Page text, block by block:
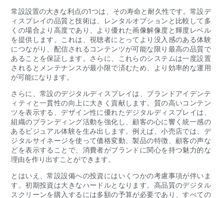
常設設置の大きな利点の1つは、その寿命と耐久性です。常設デ
ィスプレイの品質と技術は、レンタルオプションと比較して多
くの場合より高度であり、より優れた画像解像度と輝度レベル
を提供します。これは、視聴者にとってより没入感のある体験
につながり、配信されるコンテンツが可能な限り最高の品質で
あることを保証します。さらに、これらのシステムは一度設置
されるとメンテナンスが最小限で済むため、より効率的な運用
が可能になります。
さらに、常設のデジタルディスプレイは、ブランドアイデンテ
ィティと一貫性の向上に大きく貢献します。質の高いコンテン
ツを表示する、デザイン性に優れたデジタルディスプレイは、
組織のブランディング活動を強化し、顧客の心に響く統一感の
あるビジュアル体験を生み出します。例えば、小売店では、デ
ジタルサイネージを使って価格変動、製品の特徴、顧客の声な
どを表示することで、消費者がブランドに関心を持つ魅力的な
理由を作り出すことができます。
とはいえ、常設設備への投資にはいくつかの考慮事項が伴いま
す。初期投資は大きなハードルとなります。高品質のデジタル
スクリーンを購入するには多額の予算が必要であり、すべての